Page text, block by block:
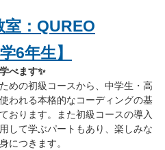
：QUREO
6年生】
べます✨
めの初級コースから、中学生・高
われる本格的なコーディングの基
おります。また初級コースの導入
して学ぶパートもあり、楽しみな
につきます。